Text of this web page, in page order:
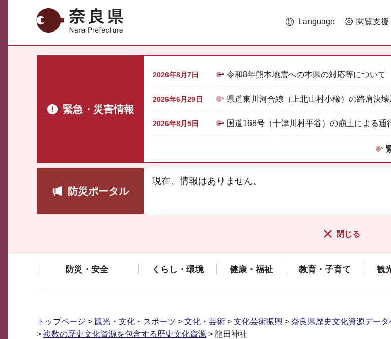
奈良県 Language 閲覧支援
緊急・災害情報
2026年8月7日 令和8年熊本地震への本県の対応等について
2026年6月29日 県道東川河合線（上北山村小橡）の路肩決
2026年8月5日 国道168号（十津川村平谷）の崩土による通
防災ポータル
現在、情報はありません。
閉じる
防災・安全 くらし・環境 健康・福祉 教育・子育て 観
トップページ > 観光・文化・スポーツ > 文化・芸術 > 文化芸術振興 > 奈良県歴史文化資源データ
> 複数の歴史文化資源を包含する歴史文化資源 > 龍田神社